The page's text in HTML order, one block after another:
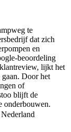
te
dat zich
en
beoordeling
lijkt het
Door het
of
blijft de
onderbouwen.